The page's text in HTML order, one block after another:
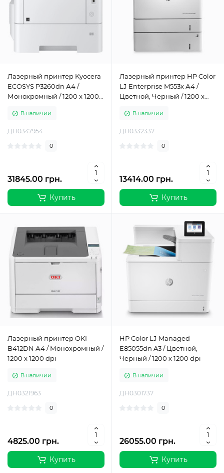
Лазерный принтер Kyocera
ECOSYS P3260dn А4 /
Монохромный / 1200 x 1200
В наличии
ДН0347954
0
31845.00 грн.
Купить
Лазерный принтер HP Color
LJ Enterprise M553x А4 /
Цветной, Черный / 1200 x
В наличии
ДН0332337
0
13414.00 грн.
Купить
Лазерный принтер OKI
B412DN А4 / Монохромный /
1200 x 1200 dpi
В наличии
ДН0321963
0
4825.00 грн.
Купить
HP Color LJ Managed
E85055dn A3 / Цветной,
Черный / 1200 x 1200 dpi
В наличии
ДН0301737
0
26055.00 грн.
Купить